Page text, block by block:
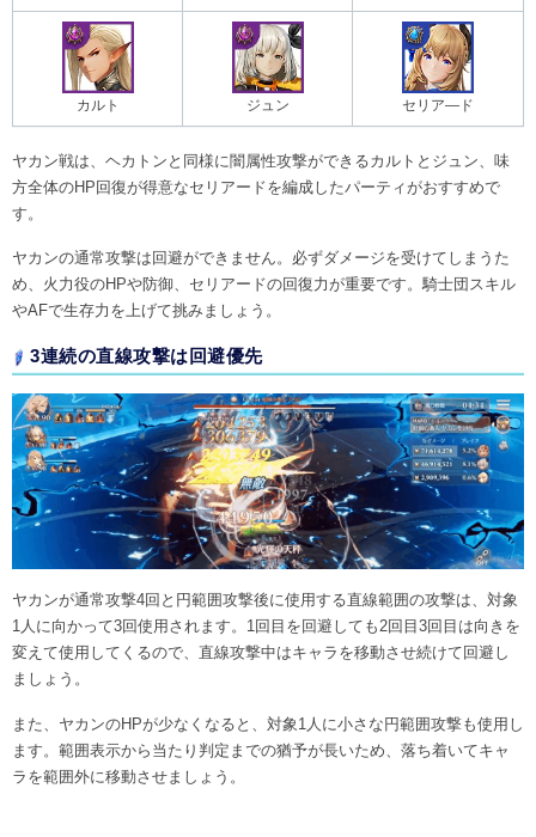
カルト ジュン セリア―ド
ヤカン戦は、ヘカトンと同様に闇属性攻撃ができるカルトとジュン、味
方全体のHP回復が得意なセリアードを編成したパーティがおすすめで
す。
ヤカンの通常攻撃は回避ができません。必ずダメージを受けてしまうた
め、火力役のHPや防御、セリアードの回復力が重要です。騎士団スキル
やAFで生存力を上げて挑みましょう。
3連続の直線攻撃は回避優先
ヤカンが通常攻撃4回と円範囲攻撃後に使用する直線範囲の攻撃は、対象
1人に向かって3回使用されます。1回目を回避しても2回目3回目は向きを
変えて使用してくるので、直線攻撃中はキャラを移動させ続けて回避し
ましょう。
また、ヤカンのHPが少なくなると、対象1人に小さな円範囲攻撃も使用し
ます。範囲表示から当たり判定までの猶予が長いため、落ち着いてキャ
ラを範囲外に移動させましょう。